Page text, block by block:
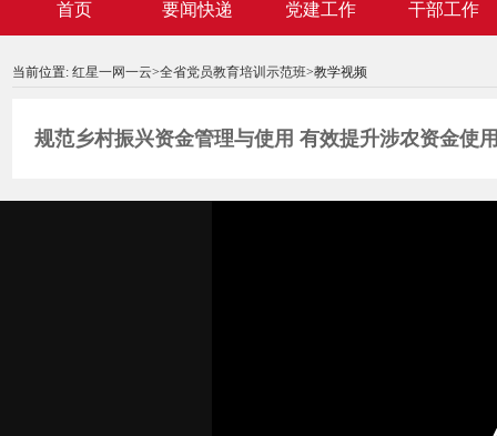
首页 要闻快递 党建工作 干部工作
当前位置: 红星一网一云>全省党员教育培训示范班>教学视频
规范乡村振兴资金管理与使用 有效提升涉农资金使
00:00:00 / 00:00